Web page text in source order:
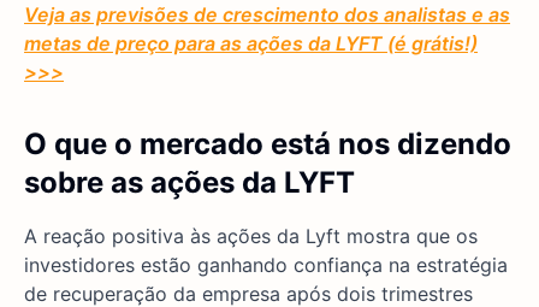
Veja as previsões de crescimento dos analistas e as
metas de preço para as ações da LYFT (é grátis!)
>>>
O que o mercado está nos dizendo
sobre as ações da LYFT
A reação positiva às ações da Lyft mostra que os
investidores estão ganhando confiança na estratégia
de recuperação da empresa após dois trimestres